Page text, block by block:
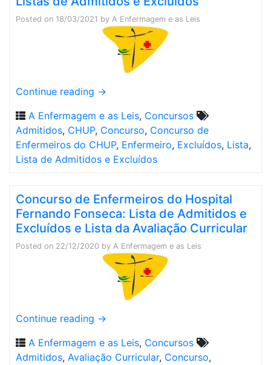
Posted on 18/03/2021 by A Enfermagem e as Leis
Continue reading →
A Enfermagem e as Leis, Concursos
Admitidos, CHUP, Concurso, Concurso de
Enfermeiros do CHUP, Enfermeiro, Excluídos, Lista,
Lista de Admitidos e Excluídos
Concurso de Enfermeiros do Hospital
Fernando Fonseca: Lista de Admitidos e
Excluídos e Lista da Avaliação Curricular
Posted on 22/12/2020 by A Enfermagem e as Leis
Continue reading →
A Enfermagem e as Leis, Concursos
Admitidos, Avaliação Curricular, Concurso,